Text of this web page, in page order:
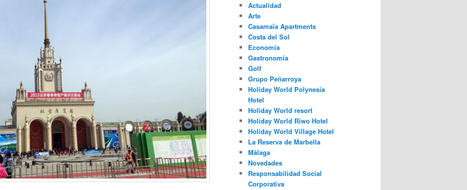
Actualidad
Arte
Casamaïa Apartments
Costa del Sol
Economía
Gastronomía
Golf
Grupo Peñarroya
Holiday World Polynesia
Hotel
Holiday World resort
Holiday World Riwo Hotel
Holiday World Village Hotel
La Reserva de Marbella
Málaga
Novedades
Responsabilidad Social
Corporativa